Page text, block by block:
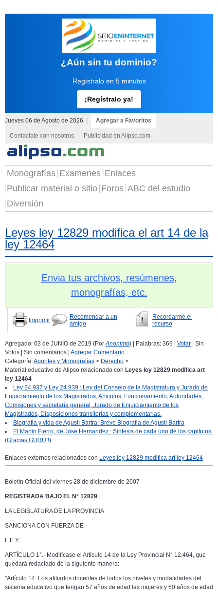
¿Aún sin tu dominio?
Regístralo en 5 minutos
¡Regístralo ya!
Jueves 06 de Agosto de 2026 Agregar a Favoritos
Contactate con nosotros Publicidad en Alipso.com
Monografías Examenes Enlaces
Publicar material o sitio Foros ABC del estudio
Diversión
Leyes ley 12829 modifica el art 14 de la
ley 12464
Envia tus archivos, resúmenes,
monografías, etc.
Imprimir
Recomendar a un
amigo
Recordarme el
recurso
Agregado: 03 de JUNIO de 2019 (PorAnonimo) | Palabras: 369 | Votar | Sin
Votos | Sin comentarios | Agregar Comentario
Categoría:Apuntes y Monografías > Derecho >
Material educativo de Alipso relacionado con Leyes ley 12829 modifica art
ley 12464
Ley 24.937 y Ley 24.939.: Ley del Consejo de la Magistratura y Jurado de
Enjuiciamiento de los Magistrados, Articulos, Funcionamiento, Autoridades,
Comisiones y secretaría general, Jurado de Enjuiciamiento de los
Magistrados, Disposiciones transitorias y complementarias.
Biografia y vida de Agustí Bartra: Breve Biografia de Agustí Bartra
El Martin Fierro, de Jose Hernandez.: Sintesis de cada uno de los capitulos.
(Gracias GURU!!)
Enlaces externos relacionados con Leyes ley 12829 modifica art ley 12464
Boletín Oficial del viernes 28 de diciembre de 2007
REGISTRADA BAJO EL N° 12829
LA LEGISLATURA DE LA PROVINCIA
SANCIONA CON FUERZA DE
L E Y:
ARTÍCULO 1°.- Modifícase el Artículo 14 de la Ley Provincial N° 12.464, que
quedará redactado de la siguiente manera:
"Artículo 14: Los afiliados docentes de todos los niveles y modalidades del
sistema educativo que tengan 57 años de edad las mujeres y 60 años de edad